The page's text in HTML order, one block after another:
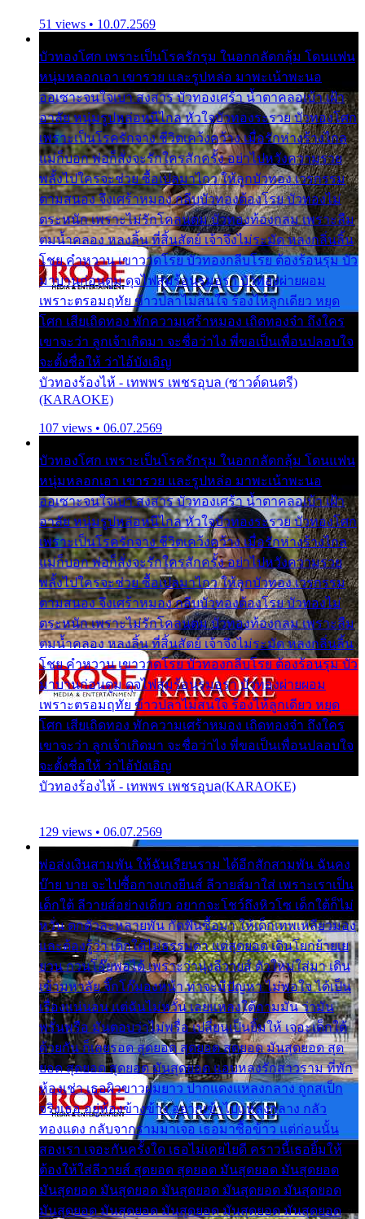
51 views • 10.07.2569
บัวทองโศก เพราะเป็นโรครักรุม ในอกกลัดกลุ้ม โดนแฟน
หนุ่มหลอกเอา เขารวย และรูปหล่อ มาพะเน้าพะนอ
ออเซาะจนใจเบา สงสาร บัวทองเศร้า น้ำตาคลอเบ้า เฝ้า
อาลัย หนุ่มรูปหล่อหนีไกล หัวใจบัวทองระรวย บัวทองโศก
เพราะเป็นโรครักจาง ชีวิตเคว้งคว้าง เมื่อรักห่างร้างไกล
แม่ก็บอก พ่อก็สั่งจะรักใครสักครั้ง อย่าไปหวังความรวย
พลั้งไปใครจะช่วย ซื้อเปลมาไกว ให้ลูกบัวทอง เวรกรรม
ตามสนอง จึงเศร้าหมอง กลีบบัวทองต้องโรย บัวทองไม่
ตระหนัก เพราะไม่รักโคลนตม บัวทองท้องกลม เพราะลืม
ตมน้ำคลอง หลงลิ้น ที่สิ้นสัตย์ เจ้าจึงไม่ระมัด หลงกลิ่นลิ้น
โชย คำหวาน เขาวาดโรย บัวทองกลีบโรย ต้องร้อนรุม บัว
มาบานก่อนตูม ดุจไฟสุมร้อนรุมอุรา บัวทองผ่ายผอม
เพราะตรอมฤทัย ข้าวปลาไม่สนใจ ร้องไห้ลูกเดียว หยุด
โศก เสียเถิดทอง พักความเศร้าหมอง เถิดทองจ๋า ถึงใคร
เขาจะว่า ลูกเจ้าเกิดมา จะชื่อว่าไง พี่ขอเป็นเพื่อนปลอบใจ
จะตั้งชื่อให้ ว่าไอ้บังเอิญ
บัวทองร้องไห้ - เทพพร เพชรอุบล (ซาวด์ดนตรี)
(KARAOKE)
107 views • 06.07.2569
บัวทองโศก เพราะเป็นโรครักรุม ในอกกลัดกลุ้ม โดนแฟน
หนุ่มหลอกเอา เขารวย และรูปหล่อ มาพะเน้าพะนอ
ออเซาะจนใจเบา สงสาร บัวทองเศร้า น้ำตาคลอเบ้า เฝ้า
อาลัย หนุ่มรูปหล่อหนีไกล หัวใจบัวทองระรวย บัวทองโศก
เพราะเป็นโรครักจาง ชีวิตเคว้งคว้าง เมื่อรักห่างร้างไกล
แม่ก็บอก พ่อก็สั่งจะรักใครสักครั้ง อย่าไปหวังความรวย
พลั้งไปใครจะช่วย ซื้อเปลมาไกว ให้ลูกบัวทอง เวรกรรม
ตามสนอง จึงเศร้าหมอง กลีบบัวทองต้องโรย บัวทองไม่
ตระหนัก เพราะไม่รักโคลนตม บัวทองท้องกลม เพราะลืม
ตมน้ำคลอง หลงลิ้น ที่สิ้นสัตย์ เจ้าจึงไม่ระมัด หลงกลิ่นลิ้น
โชย คำหวาน เขาวาดโรย บัวทองกลีบโรย ต้องร้อนรุม บัว
มาบานก่อนตูม ดุจไฟสุมร้อนรุมอุรา บัวทองผ่ายผอม
เพราะตรอมฤทัย ข้าวปลาไม่สนใจ ร้องไห้ลูกเดียว หยุด
โศก เสียเถิดทอง พักความเศร้าหมอง เถิดทองจ๋า ถึงใคร
เขาจะว่า ลูกเจ้าเกิดมา จะชื่อว่าไง พี่ขอเป็นเพื่อนปลอบใจ
จะตั้งชื่อให้ ว่าไอ้บังเอิญ
บัวทองร้องไห้ - เทพพร เพชรอุบล(KARAOKE)
129 views • 06.07.2569
พ่อส่งเงินสามพัน ให้ฉันเรียนราม ได้อีกสักสามพัน ฉันคง
บ๊าย บาย จะไปซื้อกางเกงยีนส์ ลีวายส์มาใส่ เพราะเราเป็น
เด็กใต้ ลีวายส์อย่างเดียว อยากจะโชว์ถึงหิวโซ เด็กใต้ก็ไม่
หวั่น ตกตัวละหลายพัน กัดฟันซื้อมา ให้เด็กเทพเหลียวมอง
และต้องรู้ว่า เด็กใต้ไม่ธรรมดา แต่สุดยอด เดินโยกย้ายเย
ยวน กวนโอ๊ยพอได้ เพราะว่านุ่งลีวายส์ ตัวใหม่ใส่มา เดิน
เข้ามหาลัย จิ๊กโก๊มองหน้า ท่าจะมีปัญหา ไม่พอใจ ได้เป็น
เรื่องแน่นอน แต่ฉันไม่หวั่น เลยแหลงใต้ถามมัน ว่ามัน
พรั่นพรือ มันตอบว่าไม่พรื่อ เปลี่ยนเป็นยิ้มให้ เจอะเด็กใต้
ด้วยกัน ก็เลยรอด สุดยอด สุดยอด สุดยอด มันสุดยอด สุด
ยอด สุดยอด สุดยอด มันสุดยอด แอบหลงรักสาวราม ที่พัก
ห้องเช่า เธอผิวขาวผมยาว ปากแดงแหลงกลาง ถูกสเป็ก
จริงเธอ อยู่ห้องข้างข้าง อยากเข้าไปแหลงกลาง กลัว
ทองแดง กลับจากรามมาเจอ เธอมาซื้อข้าว แต่ก่อนนั้น
สองเรา เจอะกันครั้งใด เธอไม่เคยไยดี คราวนี้เธอยิ้มให้
ต้องให้ใส่ลีวายส์ สุดยอด สุดยอด มันสุดยอด มันสุดยอด
มันสุดยอด มันสุดยอด มันสุดยอด มันสุดยอด มันสุดยอด
มันสุดยอด มันสุดยอด มันสุดยอด มันสุดยอด มันสุดยอด